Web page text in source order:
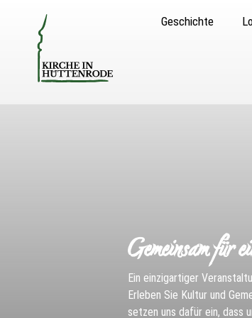
Geschichte
Gemeinsam für
Ein einzigartiger
Erleben Sie Kultur und
setzen uns dafür ein, dass